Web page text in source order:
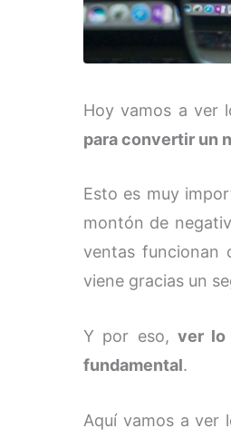
Hoy vamos a ver
para convertir un
Esto es muy
montón de
ventas funcionan
viene gracias un
Y por eso, ver lo
fundamental.
Aquí vamos a ver